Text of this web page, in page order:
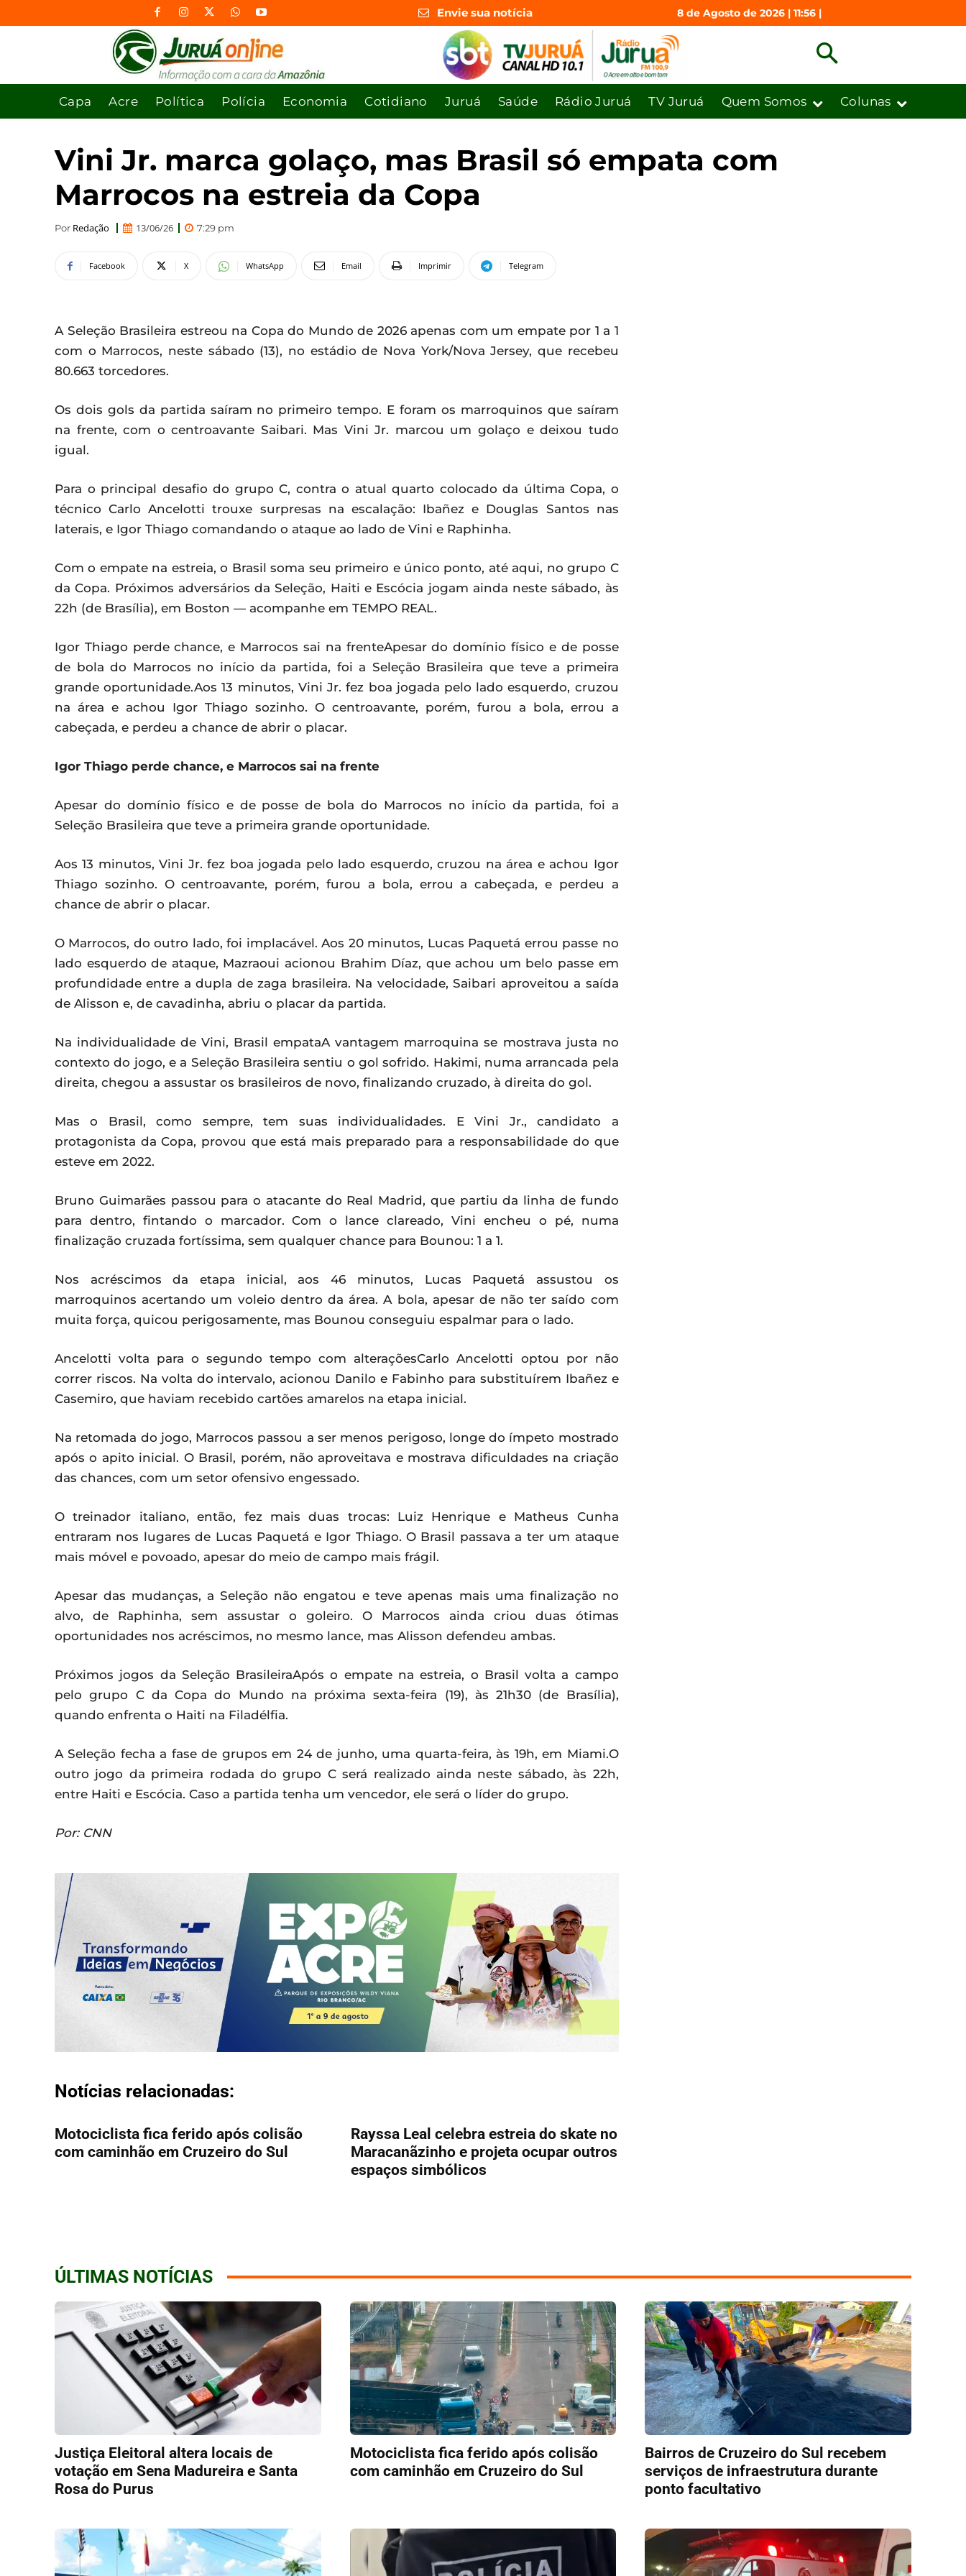
Envie sua notícia 8 de Agosto de 2026 | 11:56 |
Capa Acre Política Polícia Economia Cotidiano Juruá Saúde Rádio Juruá TV Juruá Quem Somos Colunas
Vini Jr. marca golaço, mas Brasil só empata com
Marrocos na estreia da Copa
Por Redação 13/06/26 7:29 pm
Facebook X WhatsApp Email Imprimir Telegram
A Seleção Brasileira estreou na Copa do Mundo de 2026 apenas com um empate por 1 a 1
com o Marrocos, neste sábado (13), no estádio de Nova York/Nova Jersey, que recebeu
80.663 torcedores.
Os dois gols da partida saíram no primeiro tempo. E foram os marroquinos que saíram
na frente, com o centroavante Saibari. Mas Vini Jr. marcou um golaço e deixou tudo
igual.
Para o principal desafio do grupo C, contra o atual quarto colocado da última Copa, o
técnico Carlo Ancelotti trouxe surpresas na escalação: Ibañez e Douglas Santos nas
laterais, e Igor Thiago comandando o ataque ao lado de Vini e Raphinha.
Com o empate na estreia, o Brasil soma seu primeiro e único ponto, até aqui, no grupo C
da Copa. Próximos adversários da Seleção, Haiti e Escócia jogam ainda neste sábado, às
22h (de Brasília), em Boston — acompanhe em TEMPO REAL.
Igor Thiago perde chance, e Marrocos sai na frenteApesar do domínio físico e de posse
de bola do Marrocos no início da partida, foi a Seleção Brasileira que teve a primeira
grande oportunidade.Aos 13 minutos, Vini Jr. fez boa jogada pelo lado esquerdo, cruzou
na área e achou Igor Thiago sozinho. O centroavante, porém, furou a bola, errou a
cabeçada, e perdeu a chance de abrir o placar.
Igor Thiago perde chance, e Marrocos sai na frente
Apesar do domínio físico e de posse de bola do Marrocos no início da partida, foi a
Seleção Brasileira que teve a primeira grande oportunidade.
Aos 13 minutos, Vini Jr. fez boa jogada pelo lado esquerdo, cruzou na área e achou Igor
Thiago sozinho. O centroavante, porém, furou a bola, errou a cabeçada, e perdeu a
chance de abrir o placar.
O Marrocos, do outro lado, foi implacável. Aos 20 minutos, Lucas Paquetá errou passe no
lado esquerdo de ataque, Mazraoui acionou Brahim Díaz, que achou um belo passe em
profundidade entre a dupla de zaga brasileira. Na velocidade, Saibari aproveitou a saída
de Alisson e, de cavadinha, abriu o placar da partida.
Na individualidade de Vini, Brasil empataA vantagem marroquina se mostrava justa no
contexto do jogo, e a Seleção Brasileira sentiu o gol sofrido. Hakimi, numa arrancada pela
direita, chegou a assustar os brasileiros de novo, finalizando cruzado, à direita do gol.
Mas o Brasil, como sempre, tem suas individualidades. E Vini Jr., candidato a
protagonista da Copa, provou que está mais preparado para a responsabilidade do que
esteve em 2022.
Bruno Guimarães passou para o atacante do Real Madrid, que partiu da linha de fundo
para dentro, fintando o marcador. Com o lance clareado, Vini encheu o pé, numa
finalização cruzada fortíssima, sem qualquer chance para Bounou: 1 a 1.
Nos acréscimos da etapa inicial, aos 46 minutos, Lucas Paquetá assustou os
marroquinos acertando um voleio dentro da área. A bola, apesar de não ter saído com
muita força, quicou perigosamente, mas Bounou conseguiu espalmar para o lado.
Ancelotti volta para o segundo tempo com alteraçõesCarlo Ancelotti optou por não
correr riscos. Na volta do intervalo, acionou Danilo e Fabinho para substituírem Ibañez e
Casemiro, que haviam recebido cartões amarelos na etapa inicial.
Na retomada do jogo, Marrocos passou a ser menos perigoso, longe do ímpeto mostrado
após o apito inicial. O Brasil, porém, não aproveitava e mostrava dificuldades na criação
das chances, com um setor ofensivo engessado.
O treinador italiano, então, fez mais duas trocas: Luiz Henrique e Matheus Cunha
entraram nos lugares de Lucas Paquetá e Igor Thiago. O Brasil passava a ter um ataque
mais móvel e povoado, apesar do meio de campo mais frágil.
Apesar das mudanças, a Seleção não engatou e teve apenas mais uma finalização no
alvo, de Raphinha, sem assustar o goleiro. O Marrocos ainda criou duas ótimas
oportunidades nos acréscimos, no mesmo lance, mas Alisson defendeu ambas.
Próximos jogos da Seleção BrasileiraApós o empate na estreia, o Brasil volta a campo
pelo grupo C da Copa do Mundo na próxima sexta-feira (19), às 21h30 (de Brasília),
quando enfrenta o Haiti na Filadélfia.
A Seleção fecha a fase de grupos em 24 de junho, uma quarta-feira, às 19h, em Miami.O
outro jogo da primeira rodada do grupo C será realizado ainda neste sábado, às 22h,
entre Haiti e Escócia. Caso a partida tenha um vencedor, ele será o líder do grupo.
Por: CNN
Notícias relacionadas:
Motociclista fica ferido após colisão
com caminhão em Cruzeiro do Sul
Rayssa Leal celebra estreia do skate no
Maracanãzinho e projeta ocupar outros
espaços simbólicos
ÚLTIMAS NOTÍCIAS
Justiça Eleitoral altera locais de
votação em Sena Madureira e Santa
Rosa do Purus
Motociclista fica ferido após colisão
com caminhão em Cruzeiro do Sul
Bairros de Cruzeiro do Sul recebem
serviços de infraestrutura durante
ponto facultativo